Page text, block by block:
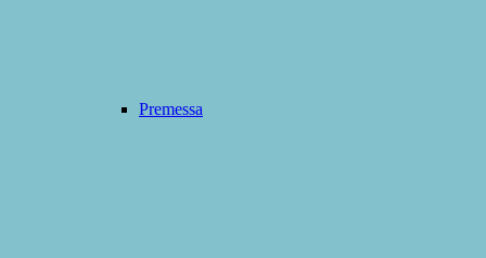
Premessa